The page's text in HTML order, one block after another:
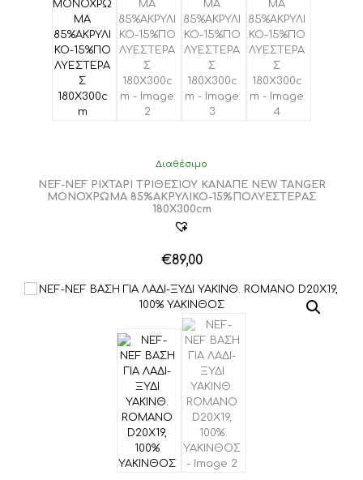
Διαθέσιμο
NEF-NEF ΡΙΧΤΑΡΙ ΤΡΙΘΕΣΙΟΥ ΚΑΝΑΠΕ NEW TANGER
ΜΟΝΟΧΡΩΜΑ 85%ΑΚΡΥΛΙΚΟ-15%ΠΟΛΥΕΣΤΕΡΑΣ
180X300cm
€89,00
το
προϊόν
έχει
πολλαπλές
παραλλαγές.
επιλογές
μπορούν
να
επιλεγούν
στη
σελίδα